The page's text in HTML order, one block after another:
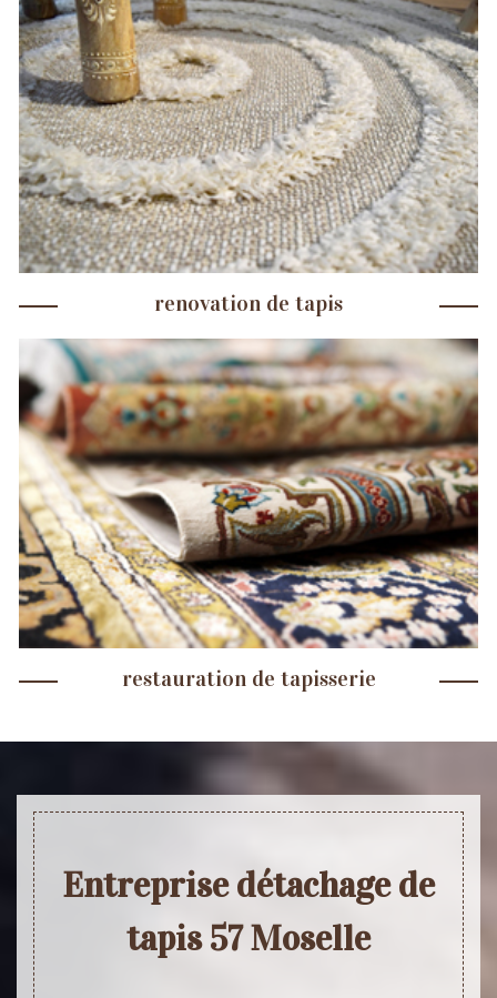
renovation de tapis
restauration de tapisserie
Entreprise détachage de
tapis 57 Moselle